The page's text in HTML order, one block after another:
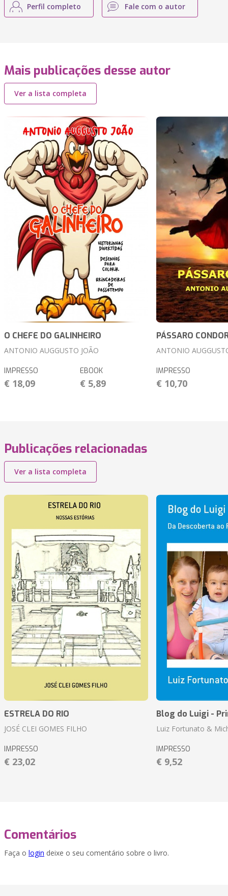
Perfil completo Fale com o autor
Mais publicações desse autor
Ver a lista completa
O CHEFE DO GALINHEIRO
ANTONIO AUGGUSTO JOÃO
IMPRESSO
€ 18,09
EBOOK
€ 5,89
PÁSSARO
ANTONIO
IMPRESSO
€ 10,70
Publicações relacionadas
Ver a lista completa
ESTRELA DO RIO
JOSÉ CLEI GOMES FILHO
IMPRESSO
€ 23,02
Blog do Luigi -
Luiz Fortunato &
IMPRESSO
€ 9,52
Comentários
Faça o login deixe o seu comentário sobre o livro.